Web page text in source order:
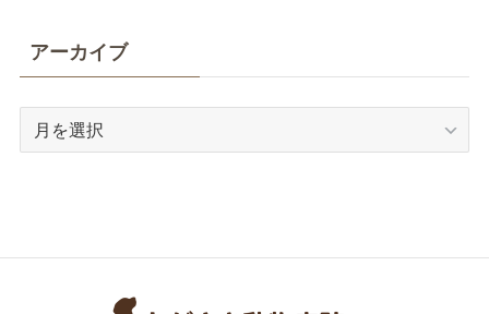
アーカイブ